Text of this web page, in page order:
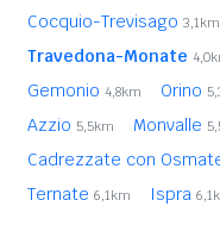
Cocquio-Trevisago 3,1km
Travedona-Monate
Gemonio 4,8km Orino
Azzio 5,5km Monvalle
Cadrezzate con
Ternate 6,1km Ispra